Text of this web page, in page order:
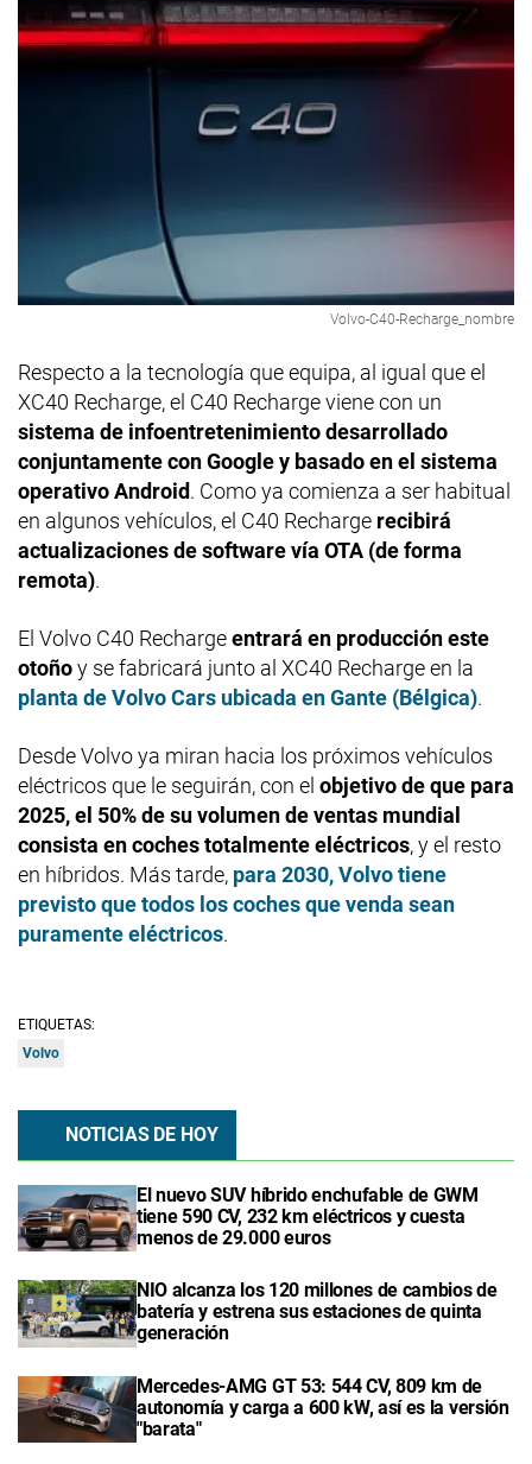
Volvo-C40-Recharge_nombre
Respecto a la tecnología que equipa, al igual que el
XC40 Recharge, el C40 Recharge viene con un
sistema de infoentretenimiento desarrollado
conjuntamente con Google y basado en el sistema
operativo Android. Como ya comienza a ser habitual
en algunos vehículos, el C40 Recharge recibirá
actualizaciones de software vía OTA (de forma
remota).
El Volvo C40 Rechargeentrará en producción este
otoñoy se fabricará junto al XC40 Recharge en la
planta de Volvo Cars ubicada enGante (Bélgica).
Desde Volvo ya miran hacia los próximos vehículos
eléctricos que le seguirán, con el objetivo de que para
2025, el 50% de su volumen de ventas mundial
consista en coches totalmente eléctricos, y el resto
en híbridos. Más tarde, para 2030, Volvo tiene
previsto que todos los coches que venda sean
puramente eléctricos.
ETIQUETAS:
Volvo
NOTICIAS DE HOY
El nuevo SUV híbrido enchufable de GWM
tiene 590 CV, 232 km eléctricos y cuesta
menos de 29.000 euros
NIO alcanza los 120 millones de cambios de
batería y estrena sus estaciones de quinta
generación
Mercedes-AMG GT 53: 544 CV, 809 km de
autonomía y carga a 600 kW, así es la versión
"barata"